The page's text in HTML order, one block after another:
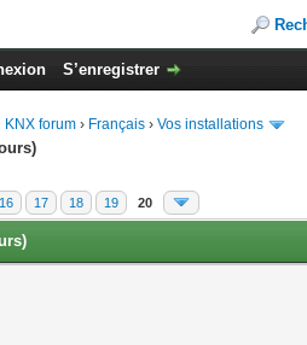
S’enregistrer
KNX forum › Français › Vos installations
16 17 18 19 20